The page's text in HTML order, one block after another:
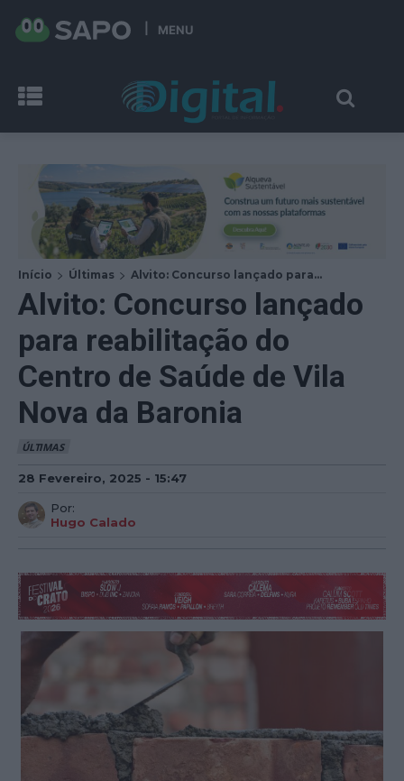
MENU
Início Últimas Alvito: Concurso lançado para...
Alvito: Concurso lançado
para reabilitação do
Centro de Saúde de Vila
Nova da Baronia
ÚLTIMAS
28 Fevereiro, 2025 - 15:47
Por:
Hugo Calado